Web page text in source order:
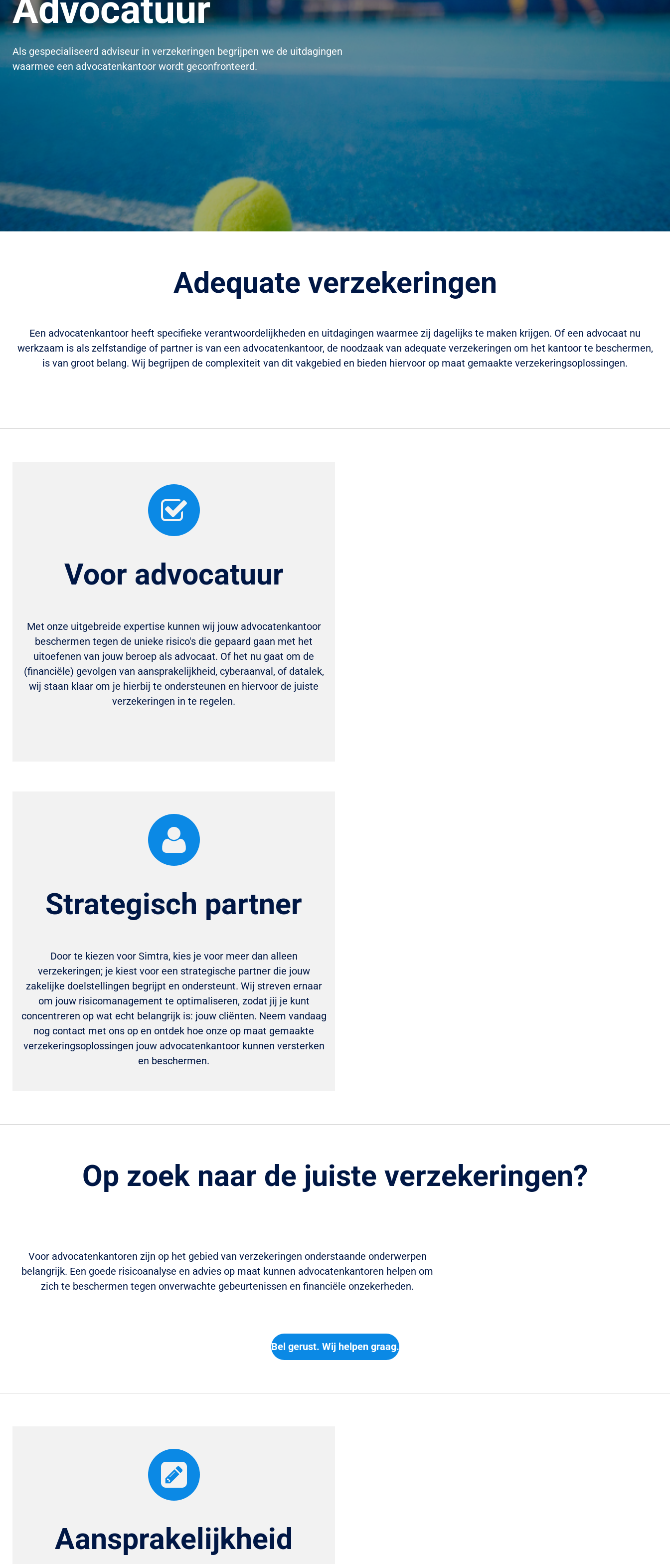
Advocatuur
Als gespecialiseerd adviseur in verzekeringen begrijpen we de uitdagingen
waarmee eenadvocatenkantoor wordt geconfronteerd.
Adequate verzekeringen
Een advocatenkantoor heeft specifieke verantwoordelijkheden en uitdagingen waarmee zij dagelijks te maken krijgen. Of een advocaat nu
werkzaam is als zelfstandige of partner is van een advocatenkantoor, de noodzaak van adequate verzekeringen om het kantoor te beschermen,
is van groot belang. Wij begrijpen de complexiteit van dit vakgebied en bieden hiervoor op maat gemaakte verzekeringsoplossingen.
Voor advocatuur
Met onze uitgebreide expertise kunnen wij jouw advocatenkantoor
beschermen tegen de unieke risico's die gepaard gaan met het
uitoefenen van jouw beroep als advocaat. Of het nu gaat om de
(financiële) gevolgen van aansprakelijkheid, cyberaanval, of datalek,
wij staan klaar om je hierbij te ondersteunen en hiervoor de juiste
verzekeringen in te regelen.
Strategisch partner
Door te kiezen voor Simtra, kies je voor meer dan alleen
verzekeringen; je kiest voor een strategische partner die jouw
zakelijke doelstellingen begrijpt en ondersteunt. Wij streven ernaar
om jouw risicomanagement te optimaliseren, zodat jij je kunt
concentreren op wat echt belangrijk is: jouw cliënten. Neem vandaag
nog contact met ons op en ontdek hoe onze op maat gemaakte
verzekeringsoplossingen jouw advocatenkantoor kunnen versterken
en beschermen.
Op zoek naar de juiste verzekeringen?
Voor advocatenkantoren zijn op het gebied van verzekeringen onderstaande onderwerpen
belangrijk. Een goede risicoanalyse en advies op maat kunnen advocatenkantoren helpen om
zich te beschermen tegen onverwachte gebeurtenissen en financiële onzekerheden.
Bel gerust. Wij helpen graag.
Aansprakelijkheid